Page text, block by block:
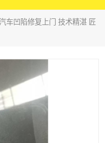
车凹陷修复上门 技术精湛 匠